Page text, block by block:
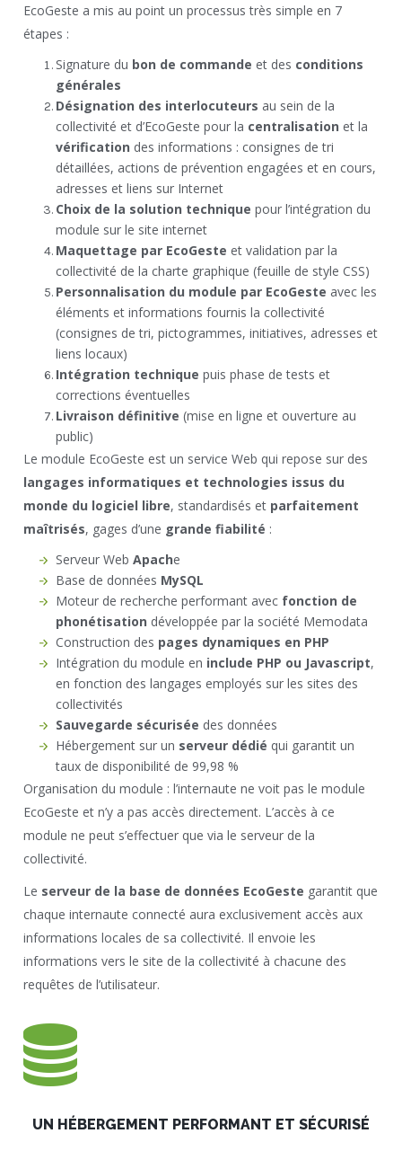
EcoGeste a mis au point un processus très simple en 7
étapes :
Signature du bon de commande et des conditions
générales
Désignation des interlocuteurs au sein de la
collectivité et d’EcoGeste pour la centralisation et la
vérification des informations : consignes de tri
détaillées, actions de prévention engagées et en cours,
adresses et liens sur Internet
Choix de la solution technique pour l’intégration du
module sur le site internet
Maquettage par EcoGeste et validation par la
collectivité de la charte graphique (feuille de style CSS)
Personnalisation du module par EcoGeste avec les
éléments et informations fournis la collectivité
(consignes de tri, pictogrammes, initiatives, adresses et
liens locaux)
Intégration technique puis phase de tests et
corrections éventuelles
Livraison définitive (mise en ligne et ouverture au
public)
Le module EcoGeste est un service Web qui repose sur des
langages informatiques et technologies issus du
monde du logiciel libre, standardisés et parfaitement
maîtrisés, gages d’une grande fiabilité :
Serveur WebApache
Base de données MySQL
Moteur de recherche performant avec fonction de
phonétisation développée par la société Memodata
Construction des pages dynamiques en PHP
Intégration du module en include PHP ou Javascript,
en fonction des langages employés sur les sites des
collectivités
Sauvegarde sécurisée des données
Hébergement sur un serveur dédié qui garantit un
taux de disponibilité de 99,98 %
Organisation du module : l’internaute ne voit pas le module
EcoGeste et n’y a pas accès directement. L’accès à ce
module ne peut s’effectuer que via le serveur de la
collectivité.
Le serveur de la base de données EcoGeste garantit que
chaque internaute connecté aura exclusivement accès aux
informations locales de sa collectivité. Il envoie les
informations vers le site de la collectivité à chacune des
requêtes de l’utilisateur.
UN HÉBERGEMENT PERFORMANT ET SÉCURISÉ